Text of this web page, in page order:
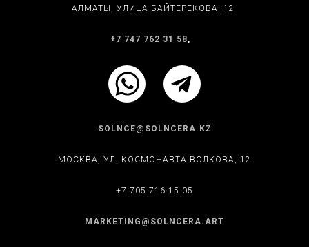
АЛМАТЫ, ​УЛИЦА БАЙТЕРЕКОВА, 12
+7 747 762 31 58,
SOLNCE@SOLNCERA.KZ
МОСКВА, УЛ. КОСМОНАВТА ВОЛКОВА, 12
+7 705 716 15 05
MARKETING@SOLNCERA.ART